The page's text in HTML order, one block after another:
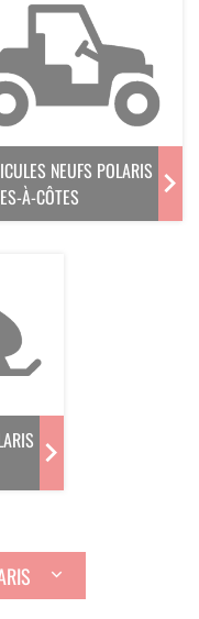
NEUFS POLARIS
À-CÔTES
POLARIS